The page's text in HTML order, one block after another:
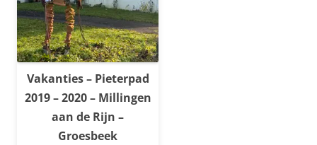
Vakanties – Pieterpad
2019 – 2020 – Millingen
aan de Rijn –
Groesbeek